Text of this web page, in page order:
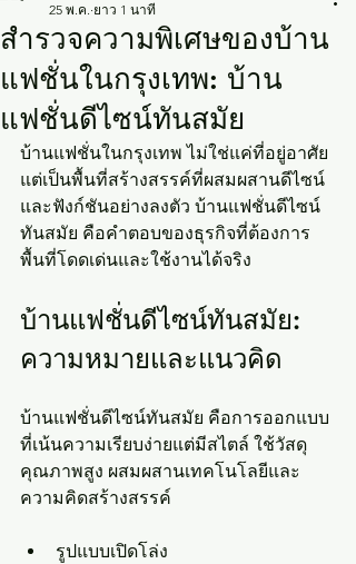
สำรวจความพิเศษของบ้าน
แฟชั่นในกรุงเทพ: บ้าน
แฟชั่นดีไซน์ทันสมัย
25 พ.ค. ยาว 1 นาที
บ้านแฟชั่นในกรุงเทพ ไม่ใช่แค่ที่อยู่อาศัย
แต่เป็นพื้นที่สร้างสรรค์ที่ผสมผสานดีไซน์
และฟังก์ชันอย่างลงตัว บ้านแฟชั่นดีไซน์
ทันสมัย คือคำตอบของธุรกิจที่ต้องการ
พื้นที่โดดเด่นและใช้งานได้จริง
บ้านแฟชั่นดีไซน์ทันสมัย:
ความหมายและแนวคิด
บ้านแฟชั่นดีไซน์ทันสมัย คือการออกแบบ
ที่เน้นความเรียบง่ายแต่มีสไตล์ ใช้วัสดุ
คุณภาพสูง ผสมผสานเทคโนโลยีและ
ความคิดสร้างสรรค์
รูปแบบเปิดโล่ง